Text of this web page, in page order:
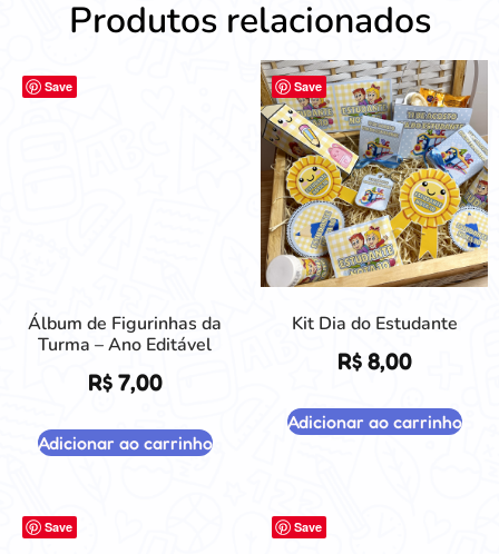
Produtos relacionados
Save
Álbum de Figurinhas da
Turma – Ano Editável
R$7,00
Adicionar ao carrinho
Save
Kit Dia do Estudante
R$8,00
Adicionar ao carrinho
Save Save